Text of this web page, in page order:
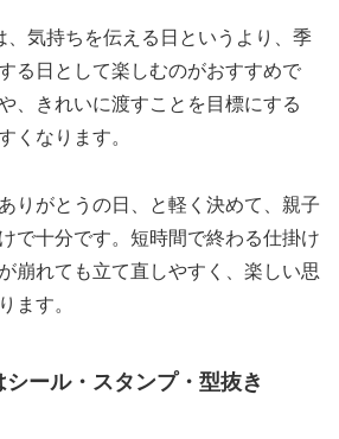
、気持ちを伝える日というより、季
る日として楽しむのがおすすめで
、きれいに渡すことを目標にする
くなります。
りがとうの日、と軽く決めて、親子
で十分です。短時間で終わる仕掛け
崩れても立て直しやすく、楽しい思
ます。
ール・スタンプ・型抜き